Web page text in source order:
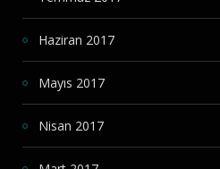
Haziran 2017
Mayıs 2017
Nisan 2017